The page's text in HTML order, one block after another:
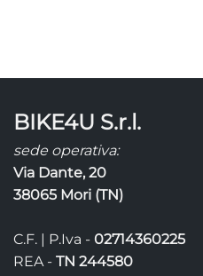
BIKE4U S.r.l.
sede operativa:
Via Dante, 20
38065 Mori (TN)
C.F. | P.Iva - 02714360225
REA - TN 244580